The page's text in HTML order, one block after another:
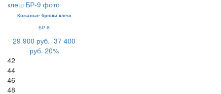
Кожаные брюки клеш
БР-8
29 900 руб. 37 400
руб. 20%
42
44
46
48